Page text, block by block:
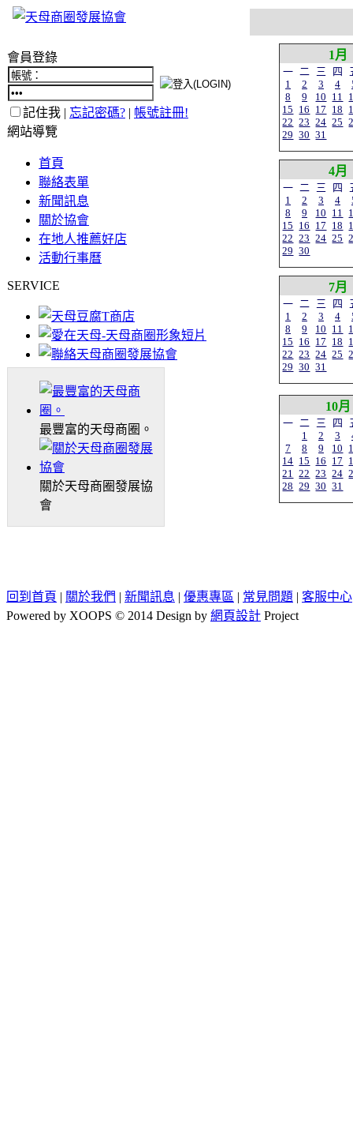
會員登錄
記住我 | 忘記密碼? | 帳號註冊!
網站導覽
首頁
聯絡表單
新聞訊息
關於協會
在地人推薦好店
活動行事曆
SERVICE
最豐富的天母商圈。
關於天母商圈發展協
會
1月
一 二 三 四
1
2 3 4
8
9 10 11
15 16 17 18
22 23 24 25
29 30 31
4月
一 二 三 四
1
2 3 4
8
9 10 11
15 16 17 18
22 23 24 25
29 30
7月
一 二 三 四
1
2 3 4
8
9 10 11
15 16 17 18
22 23 24 25
29 30 31
10月
一 二 三 四
1
2 3
7
8 9 10
14 15 16 17
21 22 23 24
28 29 30 31
回到首頁 | 關於我們 | 新聞訊息 | 優惠專區 | 常見問題 | 客服中心
Powered by XOOPS © 2014 Design by 網頁設計 Project